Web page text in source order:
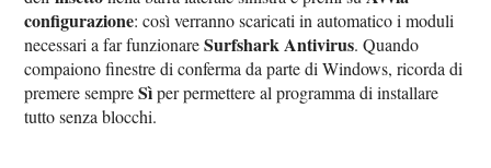
configurazione: così verranno scaricati in automatico i moduli
necessari a far funzionareSurfshark Antivirus. Quando
compaiono finestre di conferma da parte di Windows, ricorda di
premere sempreSìper permettere al programma di installare
tutto senza blocchi.